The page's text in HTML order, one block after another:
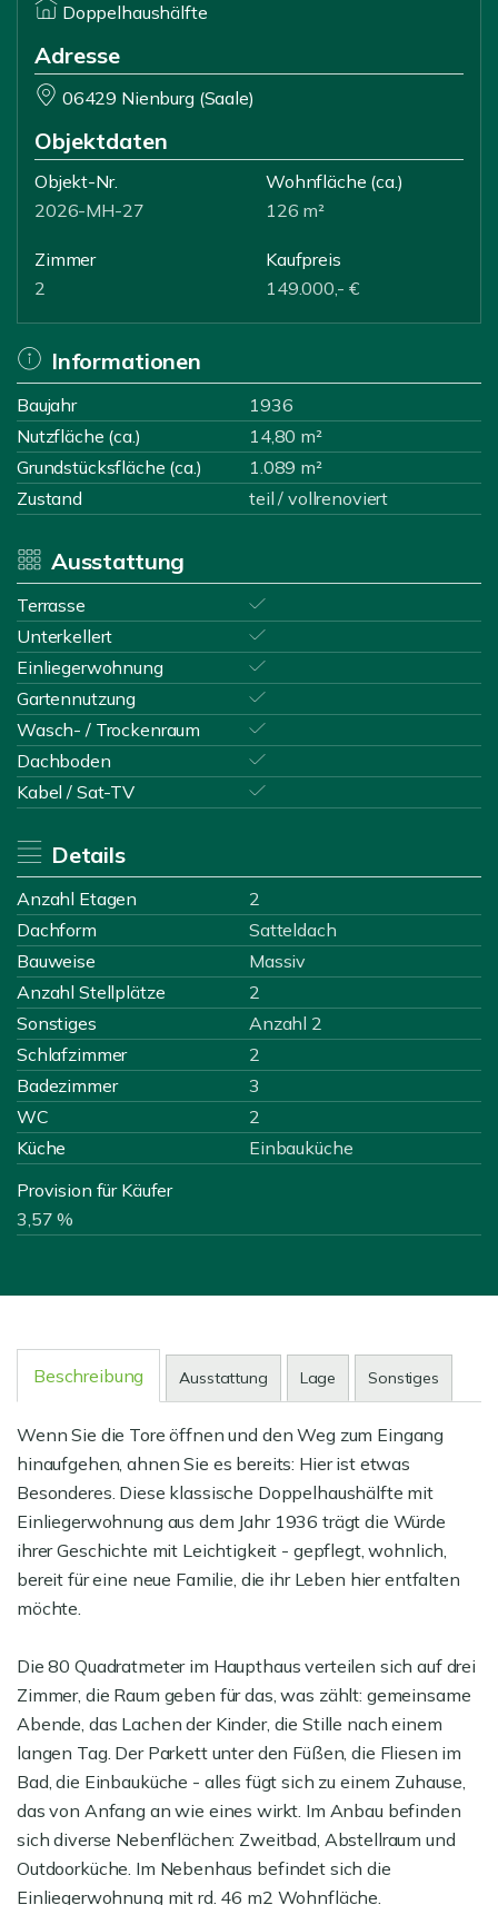
Doppelhaushälfte
Adresse
06429 Nienburg (Saale)
Objektdaten
Objekt-Nr.
2026-MH-27
Wohnfläche (ca.)
126 m²
Zimmer
2
Kaufpreis
149.000,- €
Informationen
Baujahr
1936
Nutzfläche (ca.)
14,80 m²
Grundstücksfläche (ca.)
1.089 m²
Zustand
teil / vollrenoviert
Ausstattung
Terrasse
Unterkellert
Einliegerwohnung
Gartennutzung
Wasch- / Trockenraum
Dachboden
Kabel / Sat-TV
Details
Anzahl Etagen
2
Dachform
Satteldach
Bauweise
Massiv
Anzahl Stellplätze
2
Sonstiges
Anzahl 2
Schlafzimmer
2
Badezimmer
3
WC
2
Küche
Einbauküche
Provision für Käufer
3,57 %
Beschreibung Ausstattung Lage Sonstiges
Wenn Sie die Tore öffnen und den Weg zum Eingang
hinaufgehen, ahnen Sie es bereits: Hier ist etwas
Besonderes. Diese klassische Doppelhaushälfte mit
Einliegerwohnung aus dem Jahr 1936 trägt die Würde
ihrer Geschichte mit Leichtigkeit - gepflegt, wohnlich,
bereit für eine neue Familie, die ihr Leben hier entfalten
möchte.
Die 80 Quadratmeter im Haupthaus verteilen sich auf drei
Zimmer, die Raum geben für das, was zählt: gemeinsame
Abende, das Lachen der Kinder, die Stille nach einem
langen Tag. Der Parkett unter den Füßen, die Fliesen im
Bad, die Einbauküche - alles fügt sich zu einem Zuhause,
das von Anfang an wie eines wirkt. Im Anbau befinden
sich diverse Nebenflächen: Zweitbad, Abstellraum und
Outdoorküche. Im Nebenhaus befindet sich die
Einliegerwohnung mit rd. 46 m2 Wohnfläche.